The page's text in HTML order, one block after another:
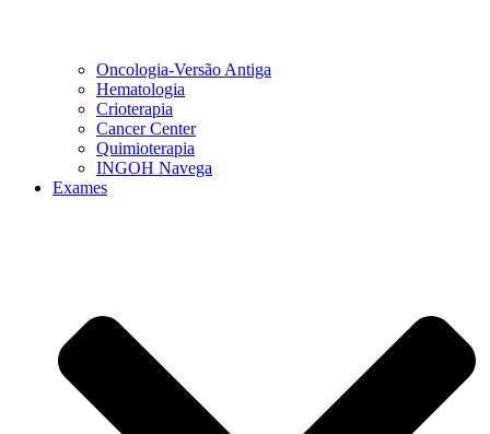
Oncologia-Versão Antiga
Hematologia
Crioterapia
Cancer Center
Quimioterapia
INGOH Navega
Exames